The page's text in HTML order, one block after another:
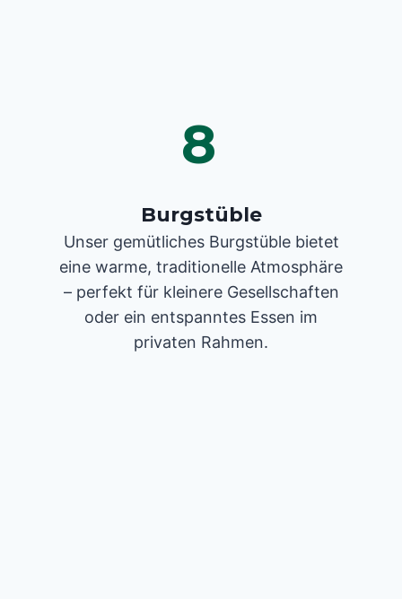
8
Burgstüble
Unser gemütliches Burgstüble bietet
eine warme, traditionelle Atmosphäre
– perfekt für kleinere Gesellschaften
oder ein entspanntes Essen im
privaten Rahmen.